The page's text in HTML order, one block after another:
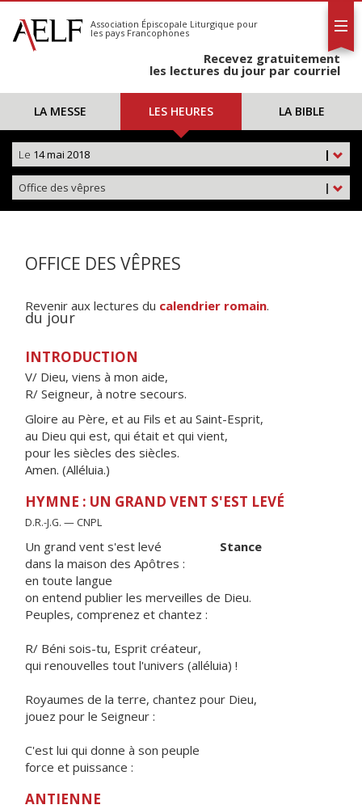
S'abonner
Calendrier
Association Épiscopale Liturgique pour
les pays Francophones
Recevez gratuitement
les lectures du jour par courriel
LA MESSE LES HEURES LA BIBLE
|
Le 14 mai 2018
|
Office des vêpres
OFFICE DES VÊPRES
Revenir aux lectures du calendrier romain.
du jour
INTRODUCTION
V/ Dieu, viens à mon aide,
R/ Seigneur, à notre secours.
Gloire au Père, et au Fils et au Saint-Esprit,
au Dieu qui est, qui était et qui vient,
pour les siècles des siècles.
Amen. (Alléluia.)
HYMNE : UN GRAND VENT S'EST LEVÉ
D.R.-J.G. — CNPL
Un grand vent s'est levé Stance
dans la maison des Apôtres :
en toute langue
on entend publier les merveilles de Dieu.
Peuples, comprenez et chantez :
R/ Béni sois-tu, Esprit créateur,
qui renouvelles tout l'univers (alléluia) !
Royaumes de la terre, chantez pour Dieu,
jouez pour le Seigneur :
C'est lui qui donne à son peuple
force et puissance :
ANTIENNE